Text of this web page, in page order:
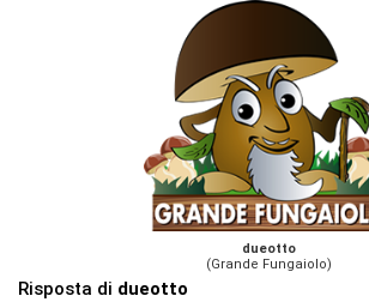
dueotto
(Grande Fungaiolo)
Risposta di dueotto